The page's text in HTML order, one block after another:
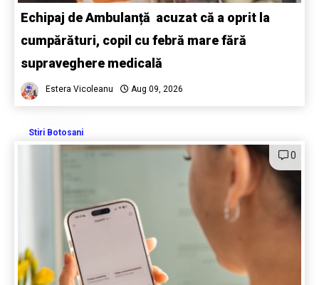
Echipaj de Ambulanță acuzat că a oprit la
cumpărături, copil cu febră mare fără
supraveghere medicală
Estera Vicoleanu Aug 09, 2026
Stiri Botosani
0